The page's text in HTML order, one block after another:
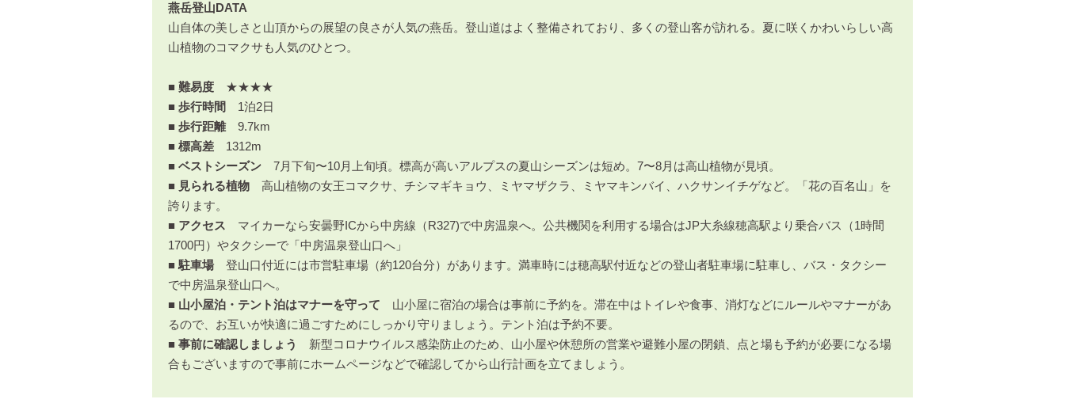
燕岳登山DATA
山自体の美しさと山頂からの展望の良さが人気の燕岳。登山道はよく整備されており、多くの登山客が訪れる。夏に咲くかわいらしい高
山植物のコマクサも人気のひとつ。
■ 難易度 ★★★★
■ 歩行時間
1泊2日
■ 歩行距離9.7km
■ 標高差 1312m
■ ベストシーズン 7月下旬〜10月上旬頃。標高が高いアルプスの夏山シーズンは短め。7〜8月は高山植物が見頃。
■ 見られる植物 高山植物の女王コマクサ、チシマギキョウ、ミヤマザクラ、ミヤマキンバイ、ハクサンイチゲなど。「花の百名山」を
誇ります。
■ アクセス マイカーなら安曇野ICから中房線（R327)で中房温泉へ。公共機関を利用する場合はJP大糸線穂高駅より乗合バス（1時間
1700円）やタクシーで「中房温泉登山口へ」
■ 駐車場 登山口付近には市営駐車場（約120台分）があります。満車時には穂高駅付近などの登山者駐車場に駐車し、バス・タクシー
で中房温泉登山口へ。
■ 山小屋泊・テント泊はマナーを守って 山小屋に宿泊の場合は事前に予約を。滞在中はトイレや食事、消灯などにルールやマナーがあ
るので、お互いが快適に過ごすためにしっかり守りましょう。テント泊は予約不要。
■ 事前に確認しましょう 新型コロナウイルス感染防止のため、山小屋や休憩所の営業や避難小屋の閉鎖、点と場も予約が必要になる場
合もございますので事前にホームページなどで確認してから山行計画を立てましょう。